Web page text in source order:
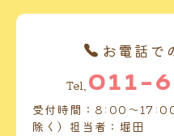
お電話で
Tel. 011-
受付時間：8:00～
除く）担当者：堀田